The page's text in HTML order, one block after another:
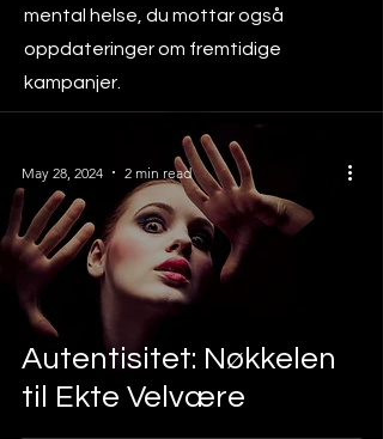
mental helse, du mottar også
oppdateringer om fremtidige
kampanjer.
Autentisitet: Nøkkelen
til Ekte Velvære
May 28, 2024 2 min read